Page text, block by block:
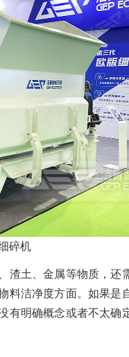
碎机
渣土、金属等物质，还
料洁净度方面。如果是
明确概念或者不太确